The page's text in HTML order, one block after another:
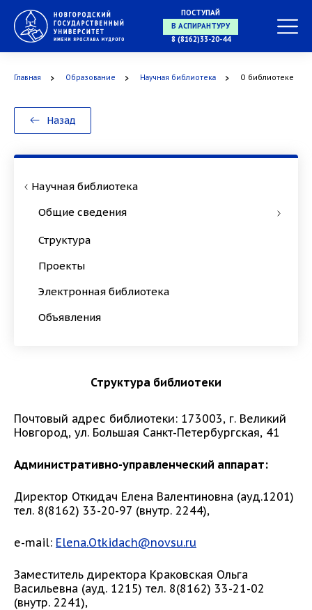
ПОСТУПАЙ
В АСПИРАНТУРУ
В ОРДИНАТУРУ
8 (8162)33-20-44
Главная Образование Научная библиотека О библиотеке
Назад
Научная библиотека
Общие сведения
Структура
Проекты
Электронная библиотека
Объявления
Структура библиотеки
Почтовый адрес библиотеки: 173003, г. Великий
Новгород, ул. Большая Санкт-Петербургская, 41
Административно-управленческий аппарат:
Директор Откидач Елена Валентиновна (ауд.1201)
тел. 8(8162) 33-20-97 (внутр. 2244),
e-mail: Elena.Otkidach@novsu.ru
Заместитель директора Краковская Ольга
Васильевна (ауд. 1215) тел. 8(8162) 33-21-02
(внутр. 2241),